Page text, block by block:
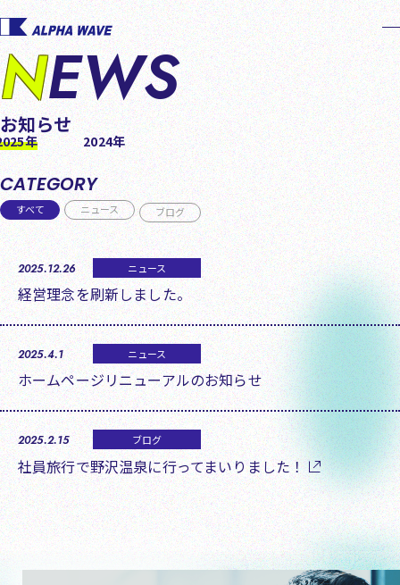
Menu
NEWS
お知らせ
年 2024年
CATEGORY
すべて ニュース ブログ
2025.12.26 ニュース
経営理念を刷新しました。
2025.4.1 ニュース
ホームページリニューアルのお知らせ
2025.2.15 ブログ
社員旅行で野沢温泉に行ってまいりました！